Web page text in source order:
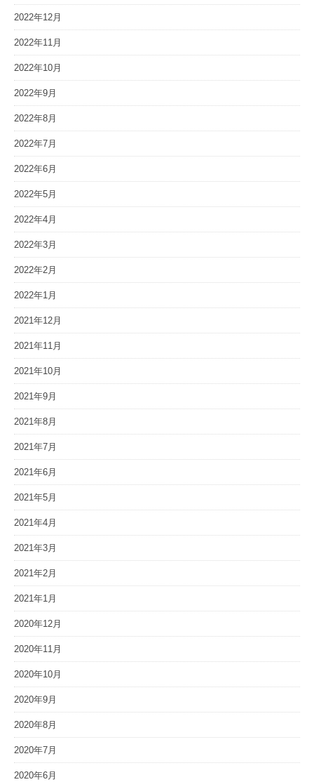
2022年12月
2022年11月
2022年10月
2022年9月
2022年8月
2022年7月
2022年6月
2022年5月
2022年4月
2022年3月
2022年2月
2022年1月
2021年12月
2021年11月
2021年10月
2021年9月
2021年8月
2021年7月
2021年6月
2021年5月
2021年4月
2021年3月
2021年2月
2021年1月
2020年12月
2020年11月
2020年10月
2020年9月
2020年8月
2020年7月
2020年6月